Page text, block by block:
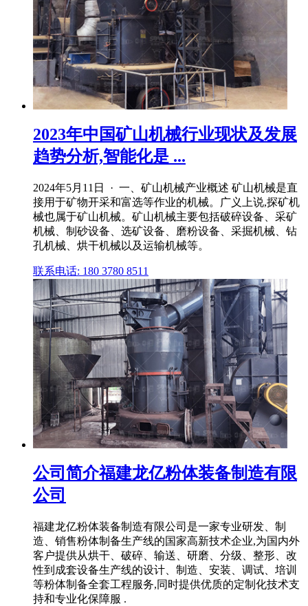
2023年中国矿山机械行业现状及发展
趋势分析,智能化是 ...
2024年5月11日 · 一、矿山机械产业概述 矿山机械是直
接用于矿物开采和富选等作业的机械。广义上说,探矿机
械也属于矿山机械。矿山机械主要包括破碎设备、采矿
机械、制砂设备、选矿设备、磨粉设备、采掘机械、钻
孔机械、烘干机械以及运输机械等。
联系电话: 180 3780 8511
公司简介福建龙亿粉体装备制造有限
公司
福建龙亿粉体装备制造有限公司是一家专业研发、制
造、销售粉体制备生产线的国家高新技术企业,为国内外
客户提供从烘干、破碎、输送、研磨、分级、整形、改
性到成套设备生产线的设计、制造、安装、调试、培训
等粉体制备全套工程服务,同时提供优质的定制化技术支
持和专业化保障服 .